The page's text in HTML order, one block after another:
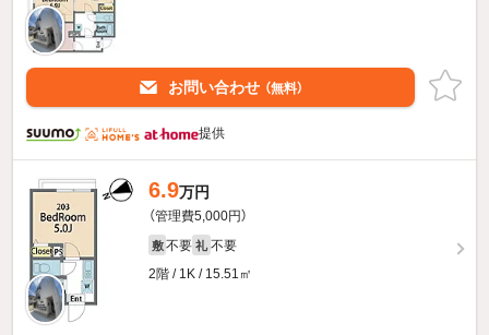
お問い合わせ （無料）
提供
6.9万円
（管理費5,000円）
敷 不要 礼 不要
2階 / 1K / 15.51㎡